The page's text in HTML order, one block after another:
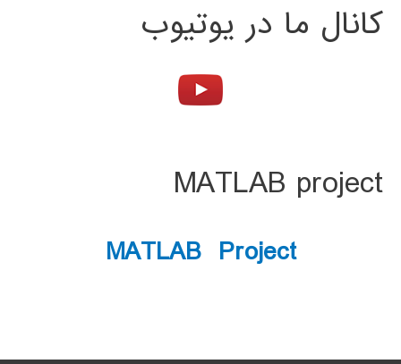
کانال ما در یوتیوب
MATLAB project
MATLAB Project